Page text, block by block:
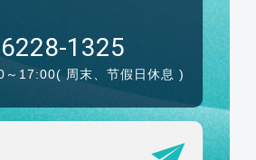
1325
～17:00( 周末、节假日休息 )